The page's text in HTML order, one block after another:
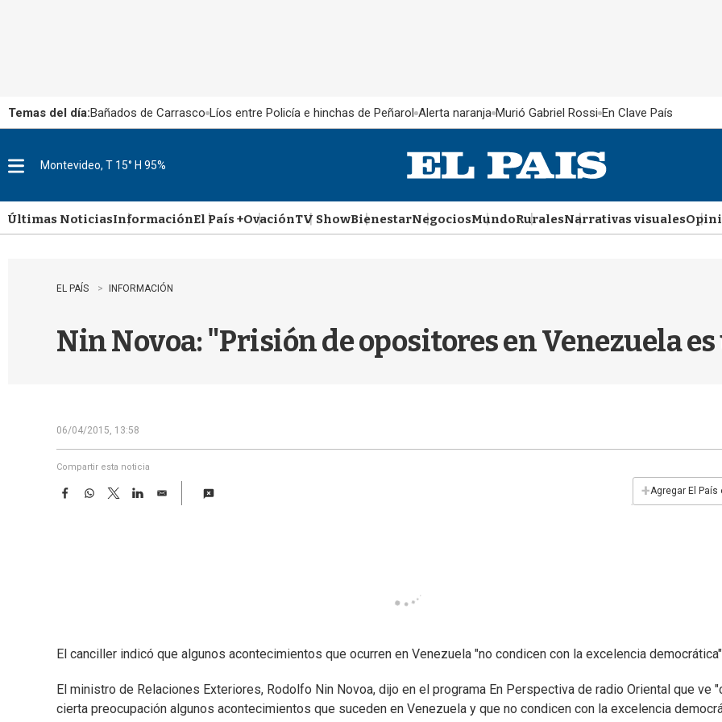
Temas del día:Bañados de Carrasco Líos entre Policía e hinchas de Peñarol Alerta naranja Murió Gabriel Rossi En Clave País
u
Montevideo, T 15° H 95%
Últimas NoticiasInformaciónEl País +OvaciónTV ShowBienestarNegociosMundoRuralesNarrativas visuales
EL PAÍS INFORMACIÓN
Nin Novoa: "Prisión de opositores en Venezuela
06/04/2015, 13:58
Compartir esta noticia
F
W
T
w
L
E
+Agregar El País
El canciller indicó que algunos acontecimientos que ocurren en Venezuela "no condicen con la excelencia
El ministro de Relaciones Exteriores, Rodolfo Nin Novoa, dijo en el programa En Perspectiva de radio Oriental que ve
cierta preocupación algunos acontecimientos que suceden en Venezuela y que no condicen con la excelencia